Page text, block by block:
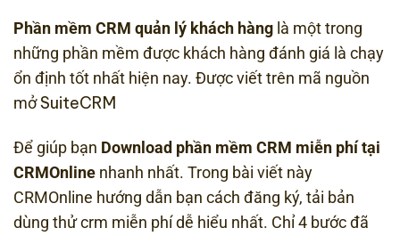
Phần mềm CRM quản lý khách hàng là một trong
những phần mềm được khách hàng đánh giá là chạy
ổn định tốt nhất hiện nay. Được viết trên mã nguồn
mởSuiteCRM
Để giúp bạn Download phần mềm CRM miễn phí tại
CRMOnline nhanh nhất. Trong bài viết này
CRMOnline hướng dẫn bạn cách đăng ký, tải bản
dùng thử crm miễn phí dễ hiểu nhất. Chỉ 4 bước đã